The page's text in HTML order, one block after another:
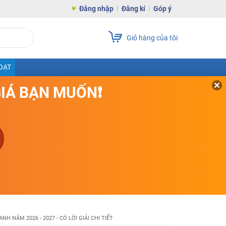
Đăng nhập Đăng kí Góp ý
Giỏ hàng của tôi
BẠN MUỐN❗
NĂM 2026 - 2027 - CÓ LỜI GIẢI CHI TIẾT